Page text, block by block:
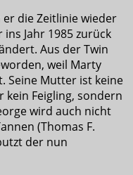
die Zeitlinie wieder
Jahr 1985 zurück
Aus der Twin
weil Marty
Seine Mutter ist keine
Feigling, sondern
wird auch nicht
(Thomas F.
der nun